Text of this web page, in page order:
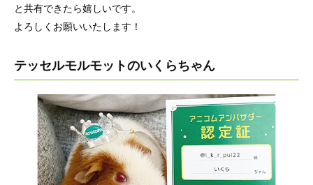
と共有できたら嬉しいです。
よろしくお願いいたします！
テッセルモルモットのいくらちゃん